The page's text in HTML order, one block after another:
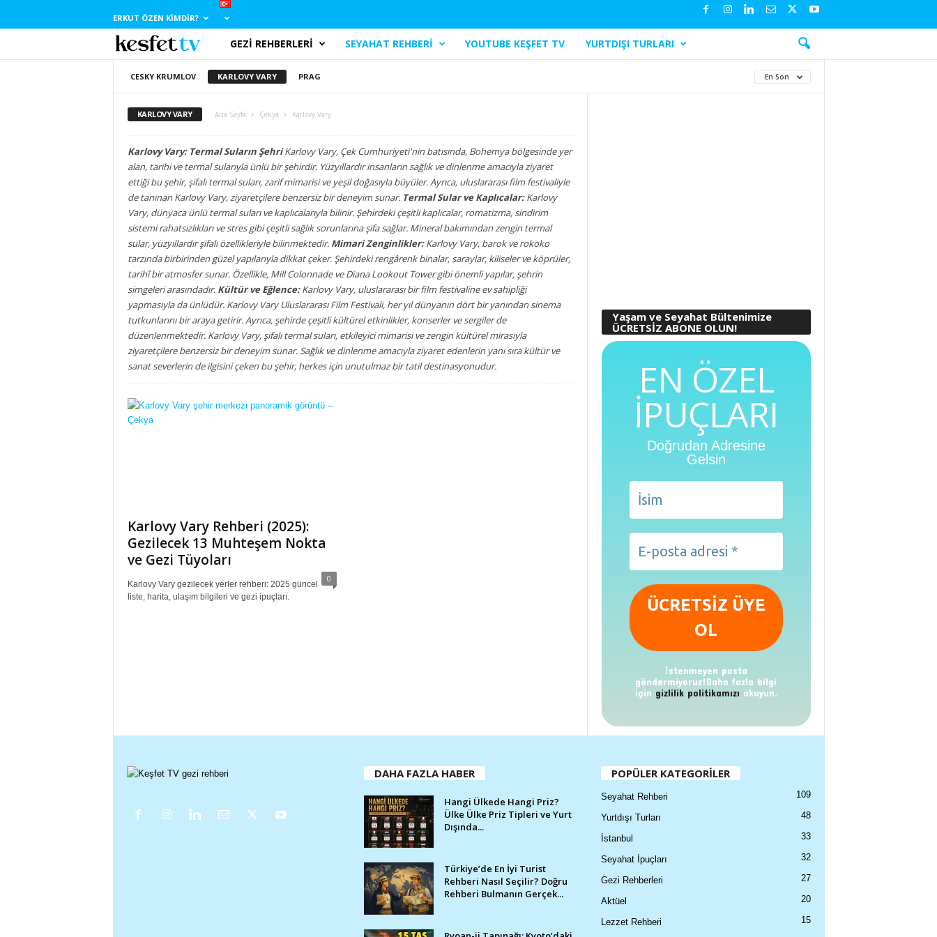
ERKUT ÖZEN KIMDIR?
r
t
Ö
z
e
n
GEZI REHBERLERI SEYAHAT REHBERI YOUTUBE KEŞFET TV YURTDIŞI TURLARI
CESKY KRUMLOV KARLOVY VARY PRAG En Son
KARLOVY VARY Ana Sayfa Çekya Karlovy Vary
Karlovy Vary: Termal Suların ŞehriKarlovy Vary, Çek Cumhuriyeti'nin batısında, Bohemya bölgesinde yer
alan, tarihi ve termal sularıyla ünlü bir şehirdir. Yüzyıllardır insanların sağlık ve dinlenme amacıyla ziyaret
ettiği bu şehir, şifalı termal suları, zarif mimarisi ve yeşil doğasıyla büyüler. Ayrıca, uluslararası film festivaliyle
de tanınan Karlovy Vary, ziyaretçilere benzersiz bir deneyim sunar. Termal Sular ve Kaplıcalar:Karlovy
Vary, dünyaca ünlü termal suları ve kaplıcalarıyla bilinir. Şehirdeki çeşitli kaplıcalar, romatizma, sindirim
sistemi rahatsızlıkları ve stres gibi çeşitli sağlık sorunlarına şifa sağlar. Mineral bakımından zengin termal
sular, yüzyıllardır şifalı özellikleriyle bilinmektedir. Mimari Zenginlikler:Karlovy Vary, barok ve rokoko
tarzında birbirinden güzel yapılarıyla dikkat çeker. Şehirdeki rengârenk binalar, saraylar, kiliseler ve köprüler,
tarihî bir atmosfer sunar. Özellikle, Mill Colonnade ve Diana Lookout Tower gibi önemli yapılar, şehrin
simgeleri arasındadır. Kültür ve Eğlence:Karlovy Vary, uluslararası bir film festivaline ev sahipliği
yapmasıyla da ünlüdür. Karlovy Vary Uluslararası Film Festivali, her yıl dünyanın dört bir yanından sinema
tutkunlarını bir araya getirir. Ayrıca, şehirde çeşitli kültürel etkinlikler, konserler ve sergiler de
düzenlenmektedir. Karlovy Vary, şifalı termal suları, etkileyici mimarisi ve zengin kültürel mirasıyla
ziyaretçilere benzersiz bir deneyim sunar. Sağlık ve dinlenme amacıyla ziyaret edenlerin yanı sıra kültür ve
sanat severlerin de ilgisini çeken bu şehir, herkes için unutulmaz bir tatil destinasyonudur.
Karlovy Vary Rehberi (2025):
Gezilecek 13 Muhteşem Nokta
ve Gezi Tüyoları
0
Karlovy Vary gezilecek yerler rehberi: 2025 güncel
liste, harita, ulaşım bilgileri ve gezi ipuçları.
Yaşam ve Seyahat Bültenimize
ÜCRETSİZ ABONE OLUN!
EN ÖZEL
İPUÇLARI
Doğrudan Adresine
Gelsin
İstenmeyen posta
göndermiyoruz!Daha fazla bilgi
için gizlilik politikamızı okuyun.
DAHA FAZLA HABER
Hangi Ülkede Hangi Priz?
Ülke Ülke Priz Tipleri ve Yurt
Dışında...
Türkiye’de En İyi Turist
Rehberi Nasıl Seçilir? Doğru
Rehberi Bulmanın Gerçek...
POPÜLER KATEGORİLER
Seyahat Rehberi 109
Yurtdışı Turları 48
İstanbul 33
Seyahat İpuçları 32
Gezi Rehberleri 27
Aktüel 20
Lezzet Rehberi 15